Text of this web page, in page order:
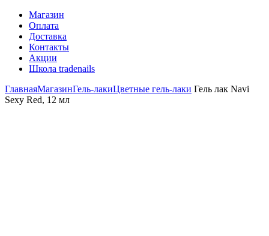
Магазин
Оплата
Доставка
Контакты
Акции
Школа tradenails
ГлавнаяМагазинГель-лакиЦветные гель-лаки Гель лак Navi
Sexy Red, 12 мл